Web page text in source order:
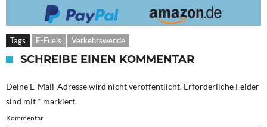
Tags E-Fuels Verkehrswende
SCHREIBE EINEN KOMMENTAR
Deine E-Mail-Adresse wird nicht veröffentlicht. Erforderliche Felder
sind mit * markiert.
Kommentar